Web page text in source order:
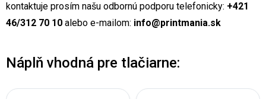
kontaktuje prosím našu odbornú podporu telefonicky: +421
46/312 70 10 alebo e-mailom: info@printmania.sk
Náplň vhodná pre tlačiarne: